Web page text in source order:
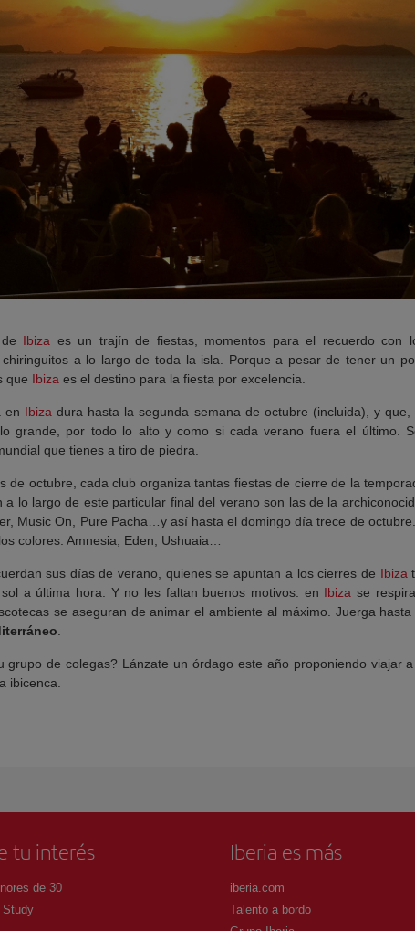
Ibiza es un trajín de fiestas, momentos para el recuerdo con
a lo largo de toda la isla. Porque a pesar de tener un
que Ibiza es el destino para la fiesta por excelencia.
en Ibiza dura hasta la segunda semana de octubre (incluida), y
grande, por todo lo alto y como si cada verano fuera el último.
que tienes a tiro de piedra.
de octubre, cada club organiza tantas fiestas de cierre de la
lo largo de este particular final del verano son las de la
Music On, Pure Pacha…y así hasta el domingo día trece de
colores: Amnesia, Eden, Ushuaia…
sus días de verano, quienes se apuntan a los cierres de Ibiza
a última hora. Y no les faltan buenos motivos: en Ibiza se
se aseguran de animar el ambiente al máximo. Juerga
grupo de colegas? Lánzate un órdago este año proponiendo viajar
ibicenca.
tu interés
de 30
Study
Iberia es más
iberia.com
Talento a bordo